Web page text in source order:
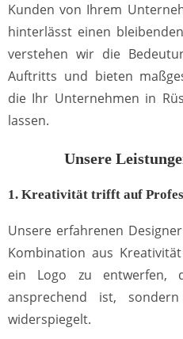
Kunden von Ihrem
hinterlässt einen
verstehen wir die
Auftritts und bieten
die Ihr Unternehmen in
lassen.
Unsere
1. Kreativität trifft auf
Unsere erfahrenen
Kombination aus
ein Logo zu entwerfen,
ansprechend ist,
widerspiegelt.